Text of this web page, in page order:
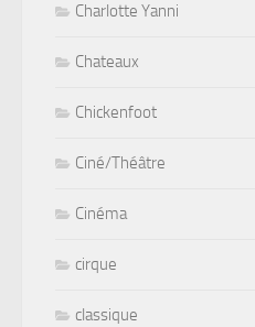
Charlotte Yanni
Chateaux
Chickenfoot
Ciné/Théâtre
Cinéma
cirque
classique